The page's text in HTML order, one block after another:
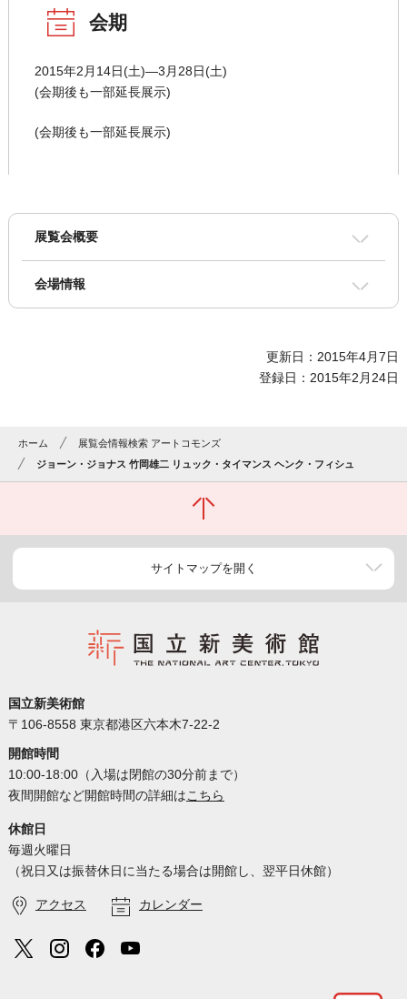
会期
2015年2月14日(土)―3月28日(土)
(会期後も一部延長展示)
(会期後も一部延長展示)
展覧会概要
会場情報
更新日：2015年4月7日
登録日：2015年2月24日
ホーム
展覧会情報検索 アートコモンズ
ジョーン・ジョナス 竹岡雄二 リュック・タイマンス ヘンク・フィシュ
サイトマップを開く
国立新美術館
〒106-8558 東京都港区六本木7-22-2
開館時間
10:00-18:00（入場は閉館の30分前まで）
夜間開館など開館時間の詳細はこちら
休館日
毎週火曜日
（祝日又は振替休日に当たる場合は開館し、翌平日休館）
アクセス カレンダー